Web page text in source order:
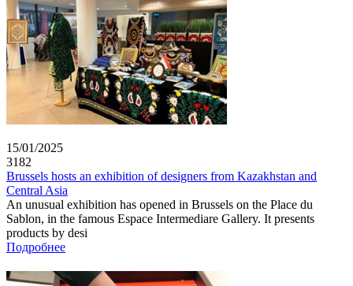
15/01/2025
3182
Brussels hosts an exhibition of designers from Kazakhstan and
Central Asia
An unusual exhibition has opened in Brussels on the Place du
Sablon, in the famous Espace Intermediare Gallery. It presents
products by desi
Подробнее